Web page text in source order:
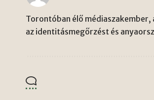
Torontóban élő
az identitásmegőrzést és